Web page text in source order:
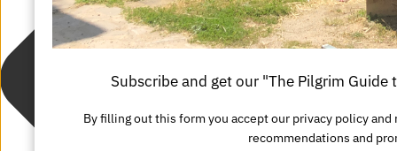
Subscribe and get our "The Pilgrim
By filling out this form you accept our privacy policy
recommendations and